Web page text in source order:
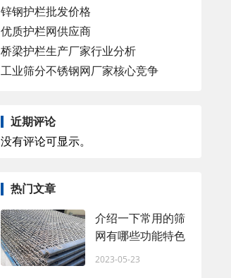
锌钢护栏批发价格
优质护栏网供应商
桥梁护栏生产厂家行业分析
工业筛分不锈钢网厂家核心竞争
近期评论
没有评论可显示。
热门文章
介绍一下常用的筛
网有哪些功能特色
2023-05-23